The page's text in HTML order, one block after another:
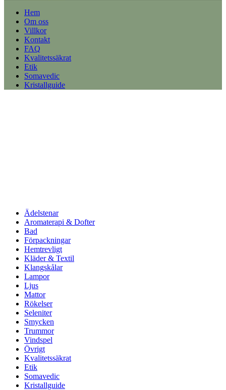
Hem
Om oss
Villkor
Kontakt
FAQ
Kvalitetssäkrat
Etik
Somavedic
Kristallguide
Ädelstenar
Aromaterapi & Dofter
Bad
Förpackningar
Hemtrevligt
Kläder & Textil
Klangskålar
Lampor
Ljus
Mattor
Rökelser
Seleniter
Smycken
Trummor
Vindspel
Övrigt
Kvalitetssäkrat
Etik
Somavedic
Kristallguide